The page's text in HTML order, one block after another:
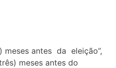
meses antes da eleição”,
meses antes do